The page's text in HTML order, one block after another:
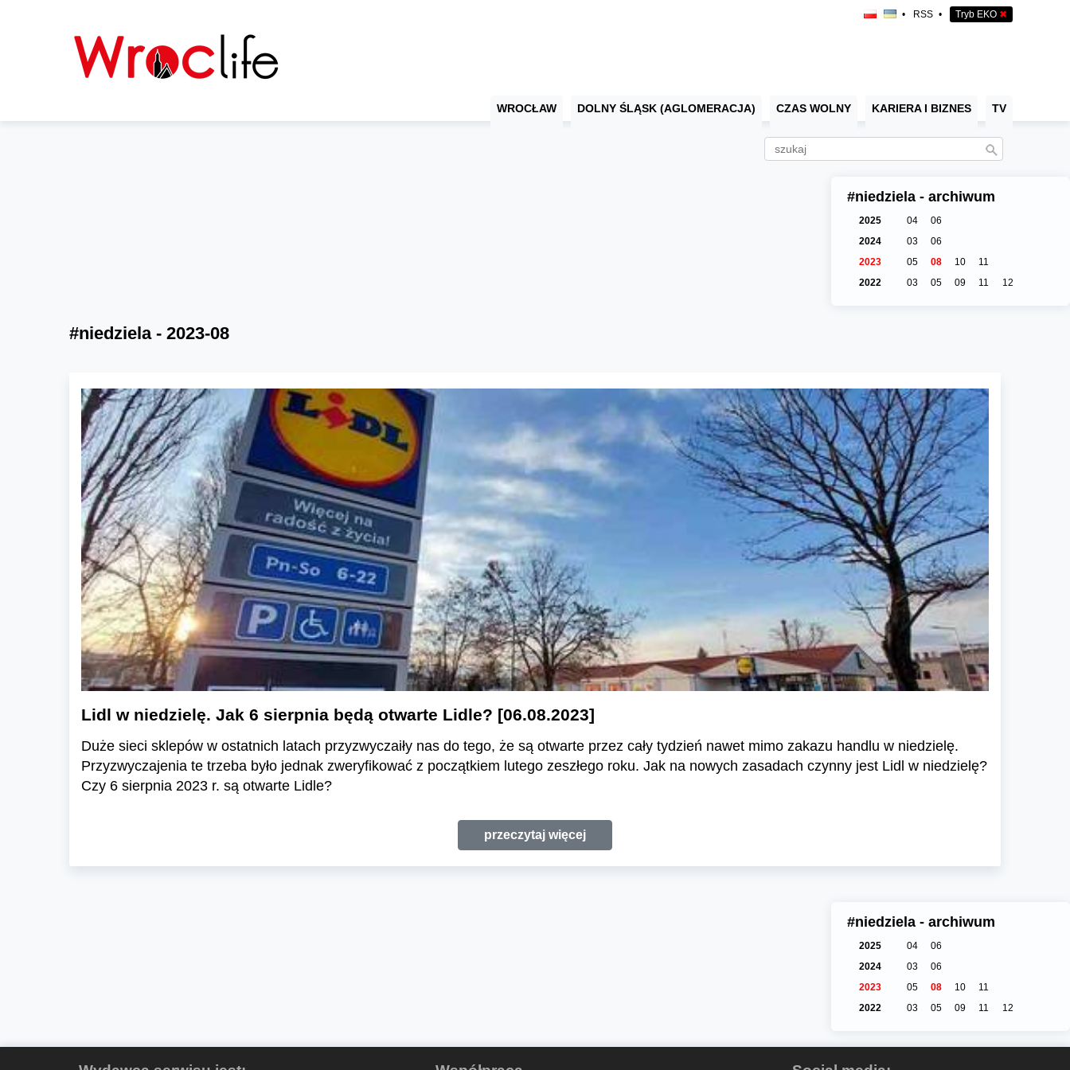
• RSS • Tryb EKO ✖
WROCŁAW DOLNY ŚLĄSK (AGLOMERACJA) CZAS WOLNY KARIERA I BIZNES TV
#niedziela - archiwum
2025 04
06
2024
03
06
2023
05 08 10
11
2022
03 05 09 11 12
#niedziela - 2023-08
Lidl w niedzielę. Jak 6 sierpnia będą otwarte Lidle? [06.08.2023]
Duże sieci sklepów w ostatnich latach przyzwyczaiły nas do tego, że są otwarte przez cały tydzień nawet mimo zakazu handlu w niedzielę.
Przyzwyczajenia te trzeba było jednak zweryfikować z początkiem lutego zeszłego roku. Jak na nowych zasadach czynny jest Lidl w niedzielę?
Czy 6 sierpnia 2023 r. są otwarte Lidle?
przeczytaj więcej
#niedziela - archiwum
2025 04
06
2024
03
06
2023
05 08 10
11
2022
03 05 09 11 12